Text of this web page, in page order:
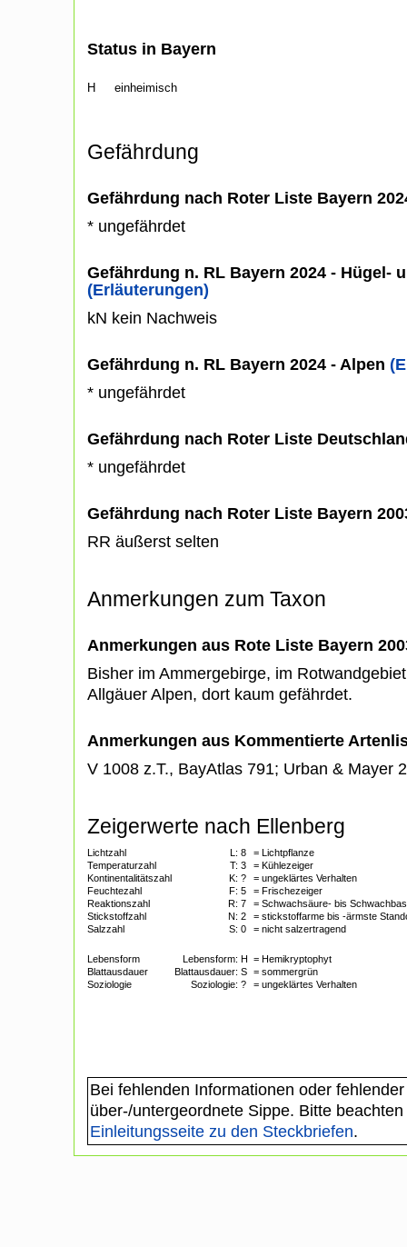
Status in Bayern
H einheimisch
Gefährdung
Gefährdung nach Roter Liste Bayern
* ungefährdet
Gefährdung n. RL Bayern 2024 - Hügel-
(Erläuterungen)
kN kein Nachweis
Gefährdung n. RL Bayern 2024 - Alpen
* ungefährdet
Gefährdung nach Roter Liste
* ungefährdet
Gefährdung nach Roter Liste Bayern
RR äußerst selten
Anmerkungen zum Taxon
Anmerkungen aus Rote Liste Bayern
Bisher im Ammergebirge, im
Allgäuer Alpen, dort kaum gefährdet.
Anmerkungen aus Kommentierte
V 1008 z.T., BayAtlas 791; Urban & Mayer
Zeigerwerte nach Ellenberg
Lichtzahl L: 8
= Lichtpflanze
Temperaturzahl
T: 3
= Kühlezeiger
Kontinentalitätszahl
K: ?
= ungeklärtes Verhalten
Feuchtezahl
F: 5
= Frischezeiger
Reaktionszahl
R: 7
= Schwachsäure- bis
Stickstoffzahl
N: 2
= stickstoffarme bis -ärmste
Salzzahl
S: 0 = nicht salzertragend
Lebensform Lebensform: H = Hemikryptophyt
Blattausdauer
Blattausdauer: S = sommergrün
Soziologie
Soziologie: ? = ungeklärtes Verhalten
Bei fehlenden Informationen oder
über-/untergeordnete Sippe. Bitte
Einleitungsseite zu den Steckbriefen.